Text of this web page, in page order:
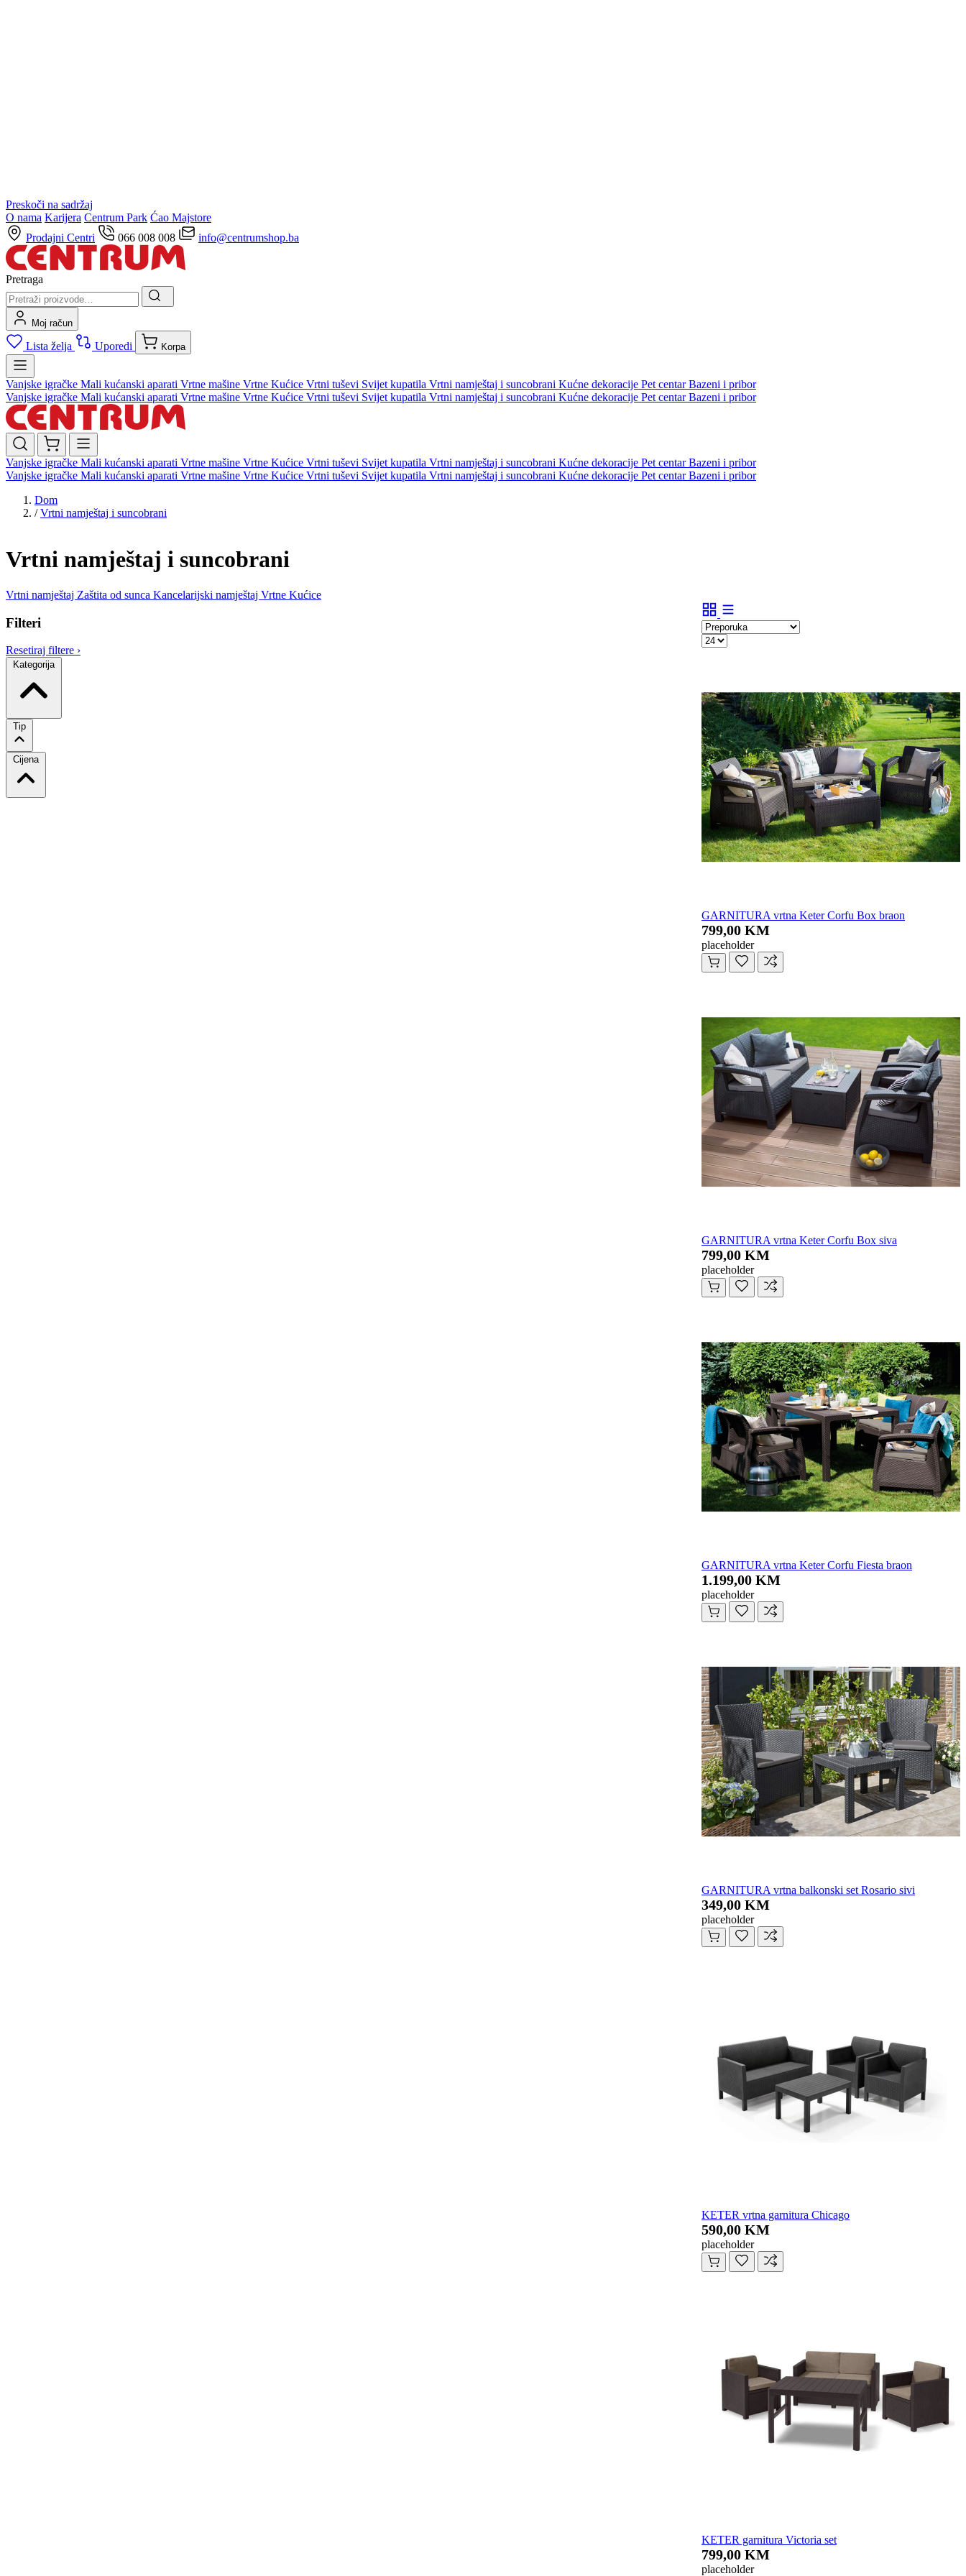
Preskoči na sadržaj
O nama Karijera Centrum Park Ćao Majstore
Prodajni Centri
066 008 008 info@centrumshop.ba
Pretraga
Moj račun
Lista želja Uporedi Korpa
Vanjske igračke Mali kućanski aparati Vrtne mašine Vrtne Kućice Vrtni tuševi Svijet kupatila Vrtni namještaj i suncobrani Kućne dekoracije Pet centarBazeni i pribor
Vanjske igračke Mali kućanski aparati Vrtne mašine Vrtne Kućice Vrtni tuševi Svijet kupatila Vrtni namještaj i suncobrani Kućne dekoracije Pet centarBazeni i pribor
Vanjske igračke Mali kućanski aparati Vrtne mašine Vrtne Kućice Vrtni tuševi Svijet kupatila Vrtni namještaj i suncobrani Kućne dekoracije Pet centarBazeni i pribor
Vanjske igračke Mali kućanski aparati Vrtne mašine Vrtne Kućice Vrtni tuševi Svijet kupatila Vrtni namještaj i suncobrani Kućne dekoracije Pet centarBazeni i pribor
Dom
/ Vrtni namještaj i suncobrani
Vrtni namještaj i suncobrani
Vrtni namještaj Zaštita od sunca Kancelarijski namještaj Vrtne Kućice
Filteri
Resetiraj filtere ›
Kategorija
Tip
Cijena
GARNITURA vrtna Keter Corfu Box braon
799,00 KM
placeholder
GARNITURA vrtna Keter Corfu Box siva
799,00 KM
placeholder
GARNITURA vrtna Keter Corfu Fiesta braon
1.199,00 KM
placeholder
GARNITURA vrtna balkonski set Rosario sivi
349,00 KM
placeholder
KETER vrtna garnitura Chicago
590,00 KM
placeholder
KETER garnitura Victoria set
799,00 KM
placeholder